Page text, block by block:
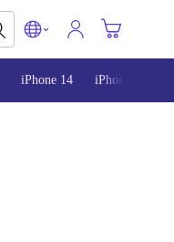
iPhone 14 iPhone 15